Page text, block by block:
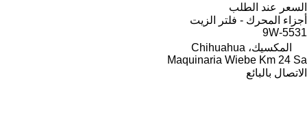
السعر عند الطلب
أجزاء المحرك - فلتر الزيت
9W-5531
المكسيك، Chihuahua
Maquinaria Wiebe Km 24 Sa
الاتصال بالبائع